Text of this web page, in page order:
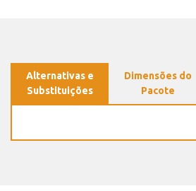
Alternativas e
Substituições
Dimensões do
Pacote